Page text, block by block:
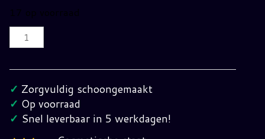
17 op voorraad
LEGO
Bouwplaat
(doorgetrokken
streep)
hoeveelheid
✓ Zorgvuldig schoongemaakt
✓ Op voorraad
✓ Snel leverbaar in 5 werkdagen!